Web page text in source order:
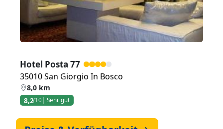
Hotel Posta 77
35010 San Giorgio In Bosco
8,0 km
8,2/10 Sehr gut